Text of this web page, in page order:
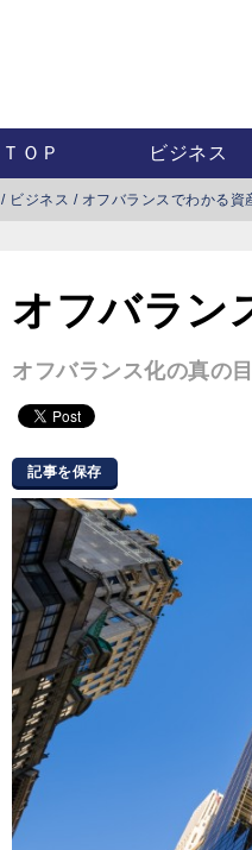
ＴＯＰ ビジネス
/ ビジネス / オフバランスでわかる資
オフバラン
オフバランス化の真の
記事を保存